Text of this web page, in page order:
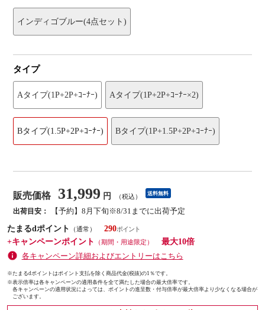
インディゴブルー(4点セット)
タイプ
Aタイプ(1P+2P+ｺｰﾅｰ) Aタイプ(1P+2P+ｺｰﾅｰ×2)
Bタイプ(1.5P+2P+ｺｰﾅｰ) Bタイプ(1P+1.5P+2P+ｺｰﾅｰ)
販売価格 31,999 円 （税込） 送料無料
出荷目安：
【予約】8月下旬※8/31までに出荷予定
たまるdポイント
（通常）
290
+キャンペーンポイント
（期間・用途限定）
最大10倍
各キャンペーン詳細およびエントリーはこちら
※たまるdポイントはポイント支払を除く商品代金(税抜)の1％です。
※表示倍率は各キャンペーンの適用条件を全て満たした場合の最大倍率です。
各キャンペーンの適用状況によっては、ポイントの進呈数・付与倍率が最大倍率より少なくなる場合が
ございます。